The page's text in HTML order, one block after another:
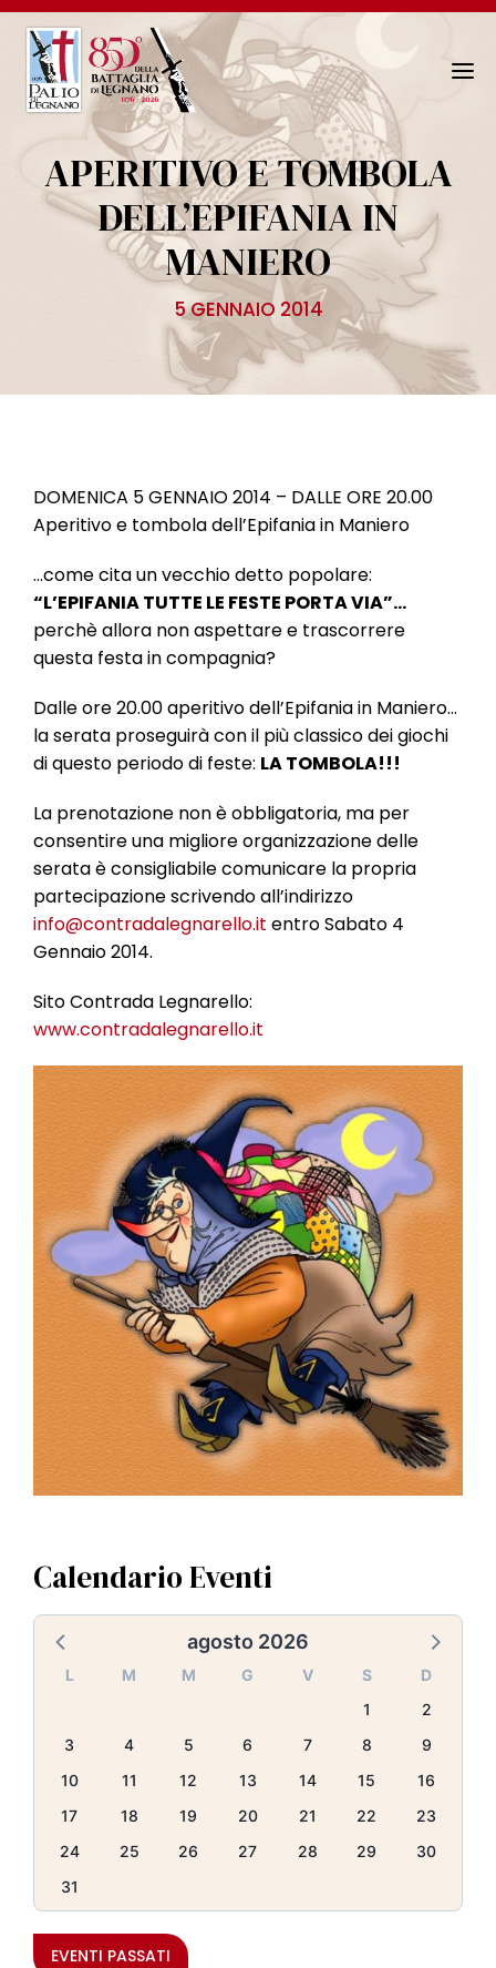
N
T
APERITIVO E TOMBOLA
DELL’EPIFANIA IN
MANIERO
5 GENNAIO 2014
DOMENICA 5 GENNAIO 2014 – DALLE ORE 20.00
Aperitivo e tombola dell’Epifania in Maniero
…come cita un vecchio detto popolare:
“L’EPIFANIA TUTTE LE FESTE PORTA VIA”…
perchè allora non aspettare e trascorrere
questa festa in compagnia?
Dalle ore 20.00 aperitivo dell’Epifania in Maniero…
la serata proseguirà con il più classico dei giochi
di questo periodo di feste: LA TOMBOLA!!!
La prenotazione non è obbligatoria, ma per
consentire una migliore organizzazione delle
serata è consigliabile comunicare la propria
partecipazione scrivendo all’indirizzo
info@contradalegnarello.it entro Sabato 4
Gennaio 2014.
Sito Contrada Legnarello:
www.contradalegnarello.it
Calendario Eventi
agosto 2026
L M M G V S
D
1
2
3
4 5 6 7 8
9
10
11 12 13 14 15
16
17
18 19 20 21 22
23
24
25 26 27 28 29
30
31
EVENTI PASSATI